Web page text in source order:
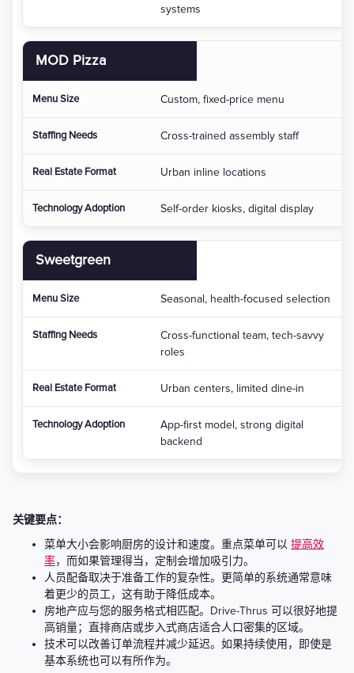
systems
MOD Pizza
Custom, fixed-price menu
Cross-trained assembly staff
Urban inline locations
Self-order kiosks, digital display
Sweetgreen
Seasonal, health-focused selection
Cross-functional team, tech-savvy
roles
Urban centers, limited dine-in
App-first model, strong digital
backend
关键要点：
菜单大小会影响厨房的设计和速度。重点菜单可以 提高效
率，而如果管理得当，定制会增加吸引力。
人员配备取决于准备工作的复杂性。更简单的系统通常意味
着更少的员工，这有助于降低成本。
房地产应与您的服务格式相匹配。Drive-Thrus 可以很好地提
高销量；直排商店或步入式商店适合人口密集的区域。
技术可以改善订单流程并减少延迟。如果持续使用，即使是
基本系统也可以有所作为。